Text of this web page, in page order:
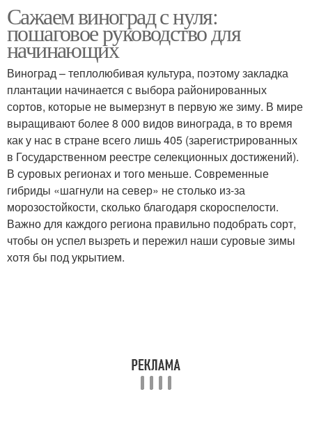
размножению
правильной посадке
Сажаем виноград с нуля:
пошаговое руководство для
начинающих
Виноград – теплолюбивая культура, поэтому закладка
плантации начинается с выбора районированных
сортов, которые не вымерзнут в первую же зиму. В мире
выращивают более 8 000 видов винограда, в то время
как у нас в стране всего лишь 405 (зарегистрированных
в Государственном реестре селекционных достижений).
В суровых регионах и того меньше. Современные
гибриды «шагнули на север» не столько из-за
морозостойкости, сколько благодаря скороспелости.
Важно для каждого региона правильно подобрать сорт,
чтобы он успел вызреть и пережил наши суровые зимы
хотя бы под укрытием.